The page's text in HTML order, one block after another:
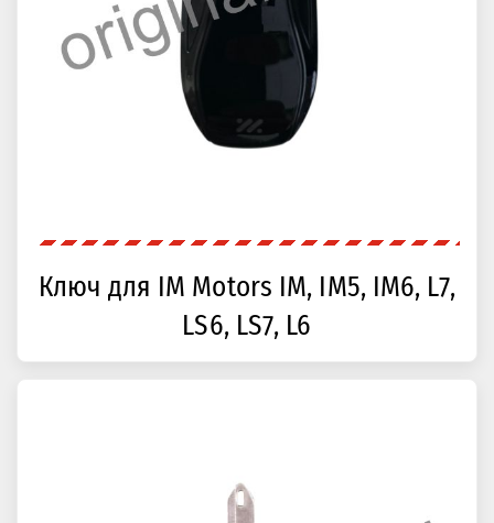
Ключ для IM Motors IM, IM5, IM6, L7,
LS6, LS7, L6